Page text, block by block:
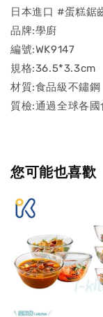
日本進口 #蛋糕鋸
品牌:學廚
編號:WK9147
規格:36.5*3.3cm
材質:食品級不鏽鋼
質檢:通過全球各
您可能也喜歡